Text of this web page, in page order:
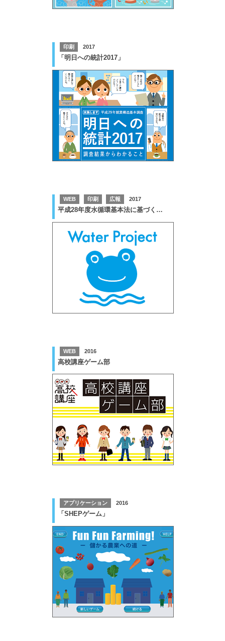
印刷 2017
「明日への統計2017」
WEB 印刷 広報 2017
平成28年度水循環基本法に基づく普及啓発ツール
WEB 2016
高校講座ゲーム部
アプリケーション 2016
「SHEPゲーム」